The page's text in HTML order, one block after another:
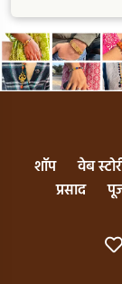
शॉप वेब
प्रसाद